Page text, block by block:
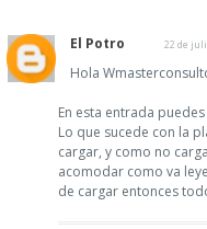
El Potro 22 de
Hola
En esta entrada
Lo que sucede con la
cargar, y como no
acomodar como va
de cargar entonces